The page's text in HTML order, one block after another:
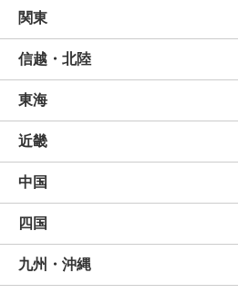
関東
信越・北陸
東海
近畿
中国
四国
九州・沖縄